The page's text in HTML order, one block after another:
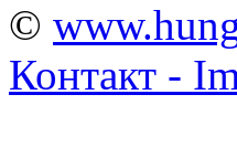
©
Контакт -